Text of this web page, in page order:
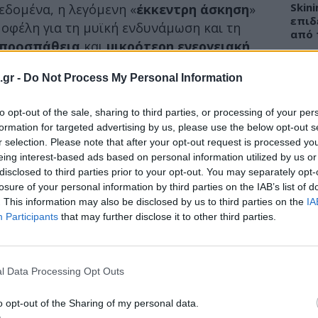
- Do Not Process My Personal Information
opt-out of the sale, sharing to third parties, or processing of your
for targeted advertising by us, please use the below opt-out
selection. Please note that after your opt-out request is processed
interest-based ads based on personal information utilized by us
to third parties prior to your opt-out. You may separately
of your personal information by third parties on the IAB’s list of
This information may also be disclosed by us to third parties on the
Participants that may further disclose it to other third parties.
Data Processing Opt Outs
opt-out of the Sharing of my personal data.
η λεγόμενη «έκκεντρη άσκηση»
για τη μυϊκή ενδυνάμωση και τη
καιμικρότερη ενεργειακή
επιστήμονας Ken Nosaka από το
που δημοσιεύθηκε στοJournal of Sport
εξαντλητική ή επώδυνη κρατάει τους
από
στην